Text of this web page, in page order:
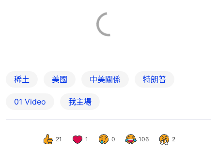
稀土 美國 中美關係 特朗普
01 Video 我主場
21 1 0 106 2